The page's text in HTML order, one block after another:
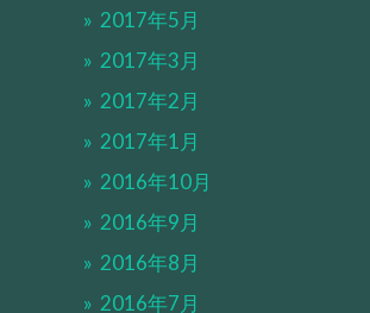
2017年5月
2017年3月
2017年2月
2017年1月
2016年10月
2016年9月
2016年8月
2016年7月